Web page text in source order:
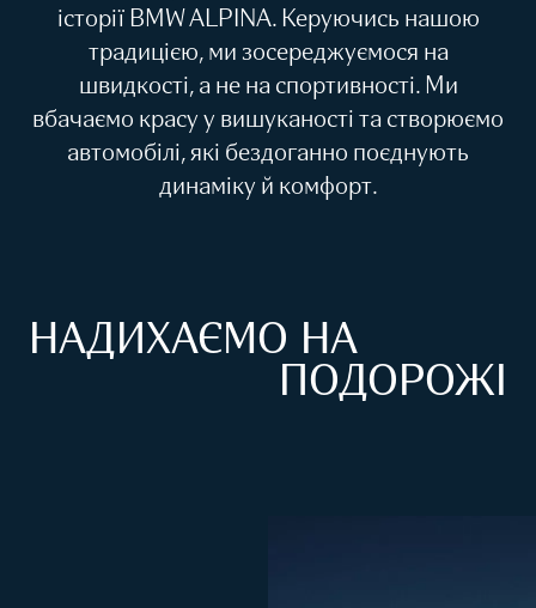
історії BMW ALPINA. Керуючись нашою
традицією, ми зосереджуємося на
швидкості, а не на спортивності. Ми
вбачаємо красу у вишуканості та створюємо
автомобілі, які бездоганно поєднують
динаміку й комфорт.
НАДИХАЄМО НА
ПОДОРОЖІ